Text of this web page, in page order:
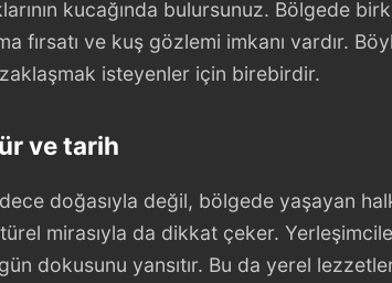
kucağında bulursunuz. Bölgede
fırsatı ve kuş gözlemi imkanı vardır.
isteyenler için birebirdir.
ve tarih
doğasıyla değil, bölgede yaşayan
mirasıyla da dikkat çeker.
dokusunu yansıtır. Bu da yerel